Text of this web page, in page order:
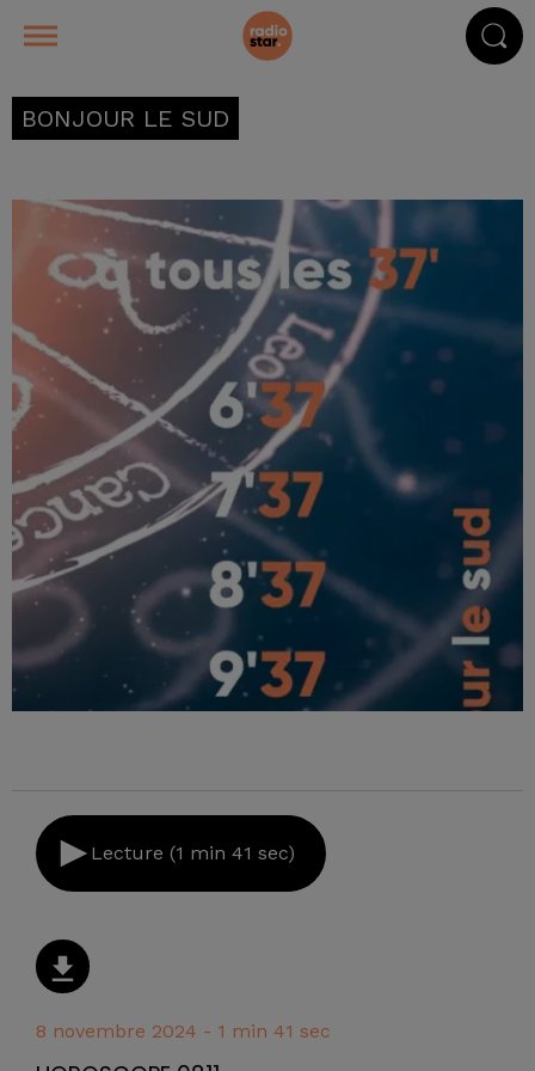
BONJOUR LE SUD
Lecture (1 min 41 sec)
8 novembre 2024 - 1 min 41 sec